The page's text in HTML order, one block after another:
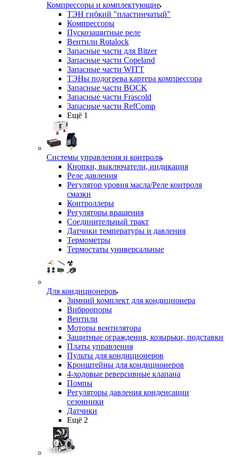
Компрессоры и комплектующие
ТЭН гибкий "пластинчатый"
Компрессоры
Пускозащитные реле
Вентили Rotalock
Запасные части для Bitzer
Запасные части Copeland
Запасные части WITT
ТЭНы подогрева картера компрессора
Запасные части BOCK
Запасные части Frascold
Запасные части RefComp
Ещё 1
Системы управления и контроля
Кнопки, выключатели, индикация
Реле давления
Регулятор уровня масла/Реле контроля
смазки
Контроллеры
Регуляторы вращения
Соединительный тракт
Датчики температуры и давления
Термометры
Термостаты универсальные
Для кондиционеров
Зимний комплект для кондиционера
Виброопоры
Вентили
Моторы вентилятора
Защитные ограждения, козырьки, подставки
Платы управления
Пульты для кондиционеров
Кронштейны для кондиционеров
4-ходовые реверсивные клапана
Помпы
Регуляторы давления конденсации
сезонники
Датчики
Ещё 2